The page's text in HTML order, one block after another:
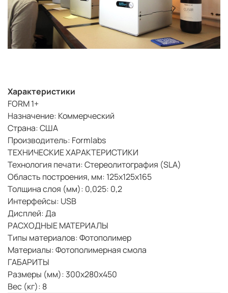
Характеристики
FORM 1+
Назначение: Коммерческий
Страна: США
Производитель: Formlabs
ТЕХНИЧЕСКИЕ ХАРАКТЕРИСТИКИ
Технология печати: Cтереолитография (SLA)
Область построения, мм: 125x125x165
Толщина слоя (мм): 0,025: 0,2
Интерфейсы: USB
Дисплей: Да
РАСХОДНЫЕ МАТЕРИАЛЫ
Типы материалов: Фотополимер
Материалы: Фотополимерная смола
ГАБАРИТЫ
Размеры (мм): 300x280x450
Вес (кг): 8